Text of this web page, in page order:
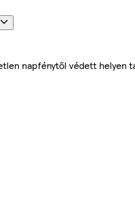
napfénytől védett